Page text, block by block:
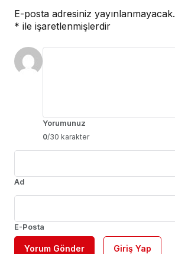
E-posta adresiniz yayınlanmayacak.
* ile işaretlenmişlerdir
Yorumunuz
0/30 karakter
Ad
E-Posta
Yorum Gönder Giriş Yap